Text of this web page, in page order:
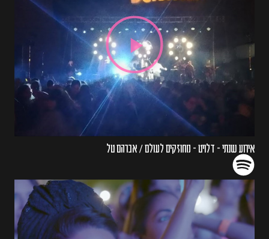
אירוע שנתי - דלויט - מחוזקים לעולם / אברהם טל